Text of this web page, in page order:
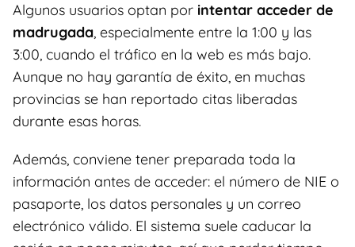
Algunos usuarios optan por intentar acceder de
madrugada, especialmente entre la 1:00 y las
3:00, cuando el tráfico en la web es más bajo.
Aunque no hay garantía de éxito, en muchas
provincias se han reportado citas liberadas
durante esas horas.
Además, conviene tener preparada toda la
información antes de acceder: el número de NIE o
pasaporte, los datos personales y un correo
electrónico válido. El sistema suele caducar la